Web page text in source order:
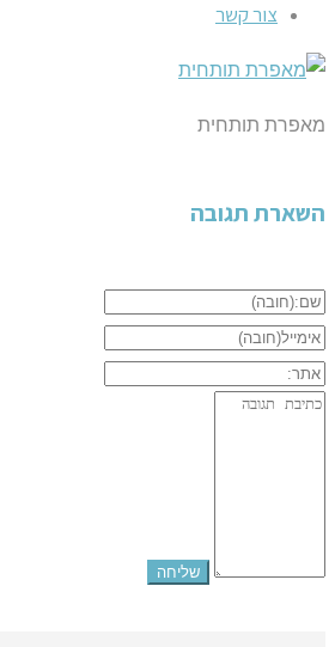
צור קשר
מאפרת תותחית
השארת תגובה